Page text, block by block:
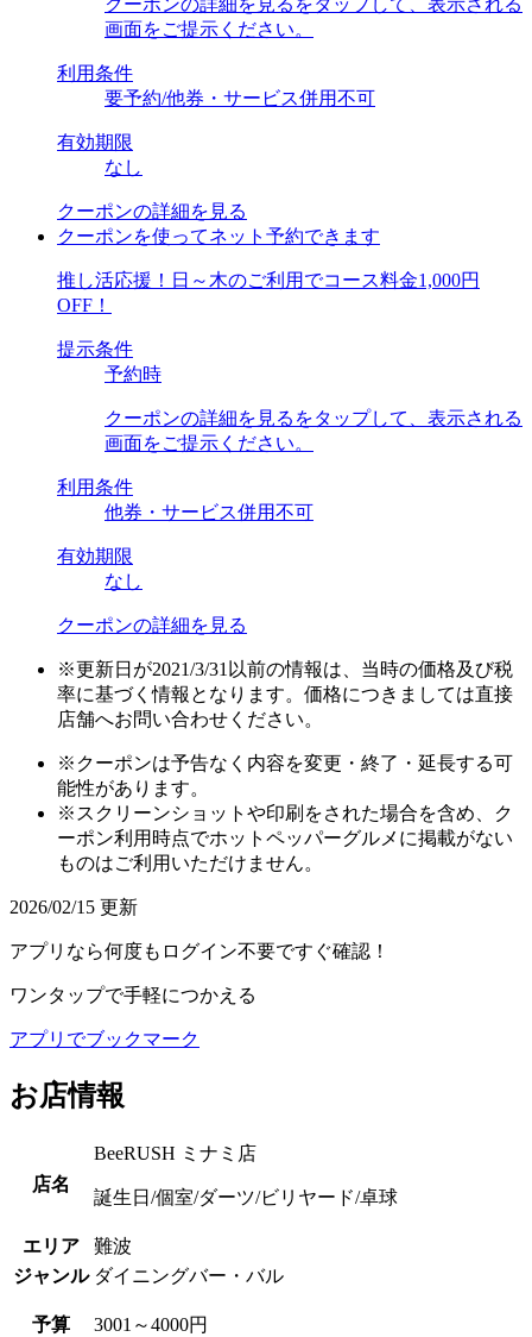
画面をご提示ください。
利用条件
要予約/他券・サービス併用不可
有効期限
なし
クーポンの詳細を見る
クーポンを使ってネット予約できます
推し活応援！日～木のご利用でコース料金1,000円
OFF！
提示条件
予約時
クーポンの詳細を見るをタップして、表示される
画面をご提示ください。
利用条件
他券・サービス併用不可
有効期限
なし
クーポンの詳細を見る
※更新日が2021/3/31以前の情報は、当時の価格及び税
率に基づく情報となります。価格につきましては直接
店舗へお問い合わせください。
※クーポンは予告なく内容を変更・終了・延長する可
能性があります。
※スクリーンショットや印刷をされた場合を含め、ク
ーポン利用時点でホットペッパーグルメに掲載がない
ものはご利用いただけません。
2026/02/15 更新
アプリ なら何度もログイン不要ですぐ確認！
ワンタップで手軽につかえる
アプリでブックマーク
お店情報
店名
BeeRUSH ミナミ店
誕生日/個室/ダーツ/ビリヤード/卓球
エリア
難波
ジャンル ダイニングバー・バル
予算 3001～4000円